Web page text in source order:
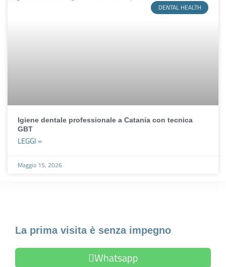
DENTAL HEALTH
Igiene dentale professionale a Catania con tecnica
GBT
LEGGI »
Maggio 15, 2026
La prima visita è senza impegno
Whatsapp